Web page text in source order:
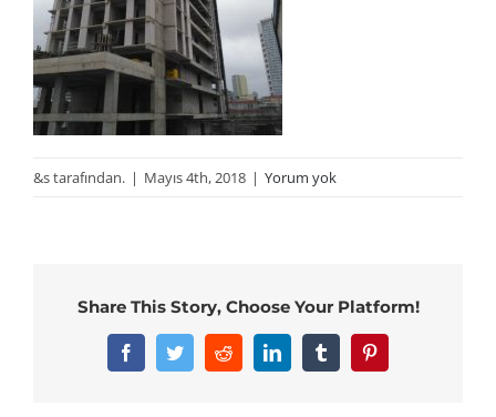
&s tarafından. | Mayıs 4th, 2018 | Yorum yok
Share This Story, Choose Your Platform!
FacebookTwitterRedditLinkedInTumblrPinterest